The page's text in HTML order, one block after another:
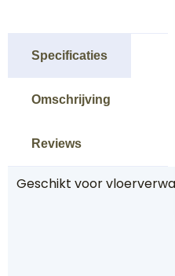
Specificaties
Omschrijving
Reviews
Geschikt voor